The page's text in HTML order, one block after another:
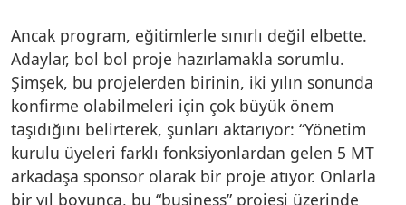
Ancak program, eğitimlerle sınırlı değil elbette.
Adaylar, bol bol proje hazırlamakla sorumlu.
Şimşek, bu projelerden birinin, iki yılın sonunda
konfirme olabilmeleri için çok büyük önem
taşıdığını belirterek, şunları aktarıyor: “Yönetim
kurulu üyeleri farklı fonksiyonlardan gelen 5 MT
arkadaşa sponsor olarak bir proje atıyor. Onlarla
bir yıl boyunca, bu “business” projesi üzerinde